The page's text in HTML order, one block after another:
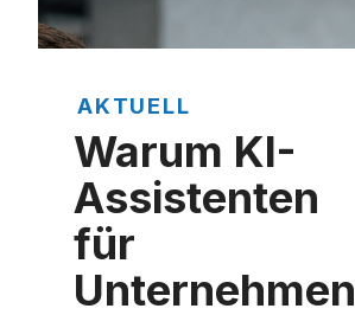
AKTUELL
Warum KI-
Assistenten
für
Unternehmen